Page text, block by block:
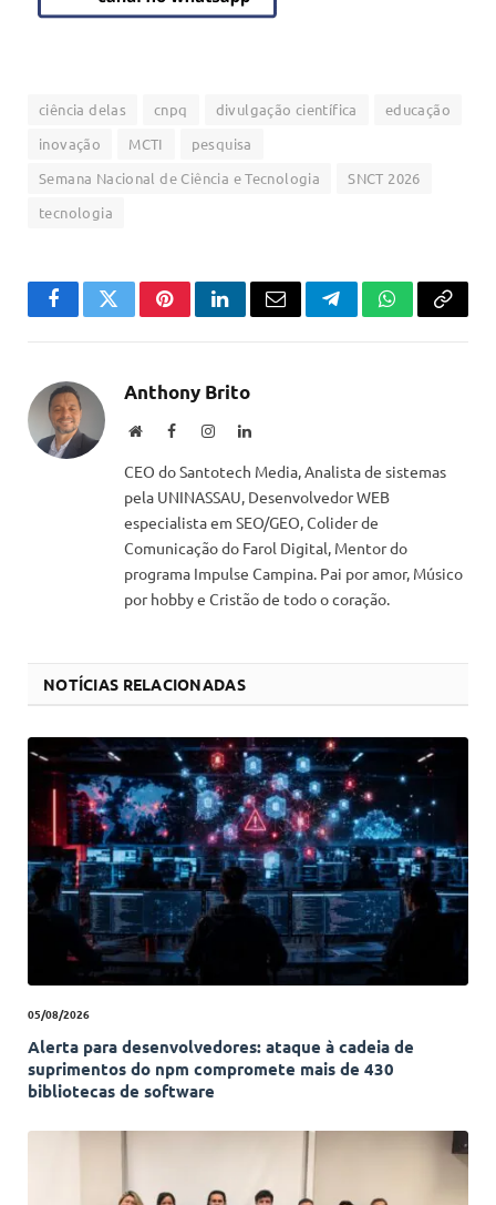
ciência delas cnpq divulgação científica
educação
inovação
MCTI
pesquisa
Semana Nacional de Ciência e Tecnologia
SNCT 2026
tecnologia
FacebookTwitterPinterestLinkedInEmail TelegramWhatsApp
Copiar
Anthony Brito
WebsiteFacebookInstagramLinkedIn
CEO do Santotech Media, Analista de sistemas
pela UNINASSAU, Desenvolvedor WEB
especialista em SEO/GEO, Colider de
Comunicação do Farol Digital, Mentor do
programa Impulse Campina. Pai por amor, Músico
por hobby e Cristão de todo o coração.
NOTÍCIAS RELACIONADAS
05/08/2026
Alerta para desenvolvedores: ataque à cadeia de
suprimentos do npm compromete mais de 430
bibliotecas de software